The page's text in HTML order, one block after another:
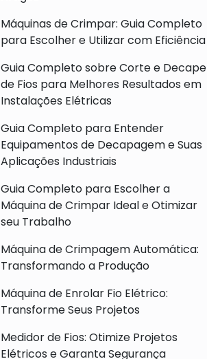
Máquinas de Crimpar: Guia Completo
para Escolher e Utilizar com Eficiência
Guia Completo sobre Corte e Decape
de Fios para Melhores Resultados em
Instalações Elétricas
Guia Completo para Entender
Equipamentos de Decapagem e Suas
Aplicações Industriais
Guia Completo para Escolher a
Máquina de Crimpar Ideal e Otimizar
seu Trabalho
Máquina de Crimpagem Automática:
Transformando a Produção
Máquina de Enrolar Fio Elétrico:
Transforme Seus Projetos
Medidor de Fios: Otimize Projetos
Elétricos e Garanta Segurança